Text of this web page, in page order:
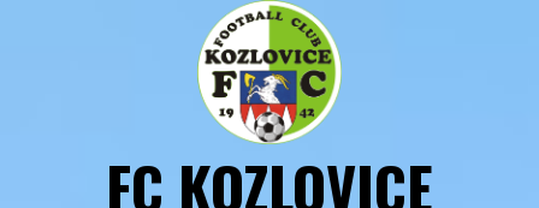
FC KOZLOVICE